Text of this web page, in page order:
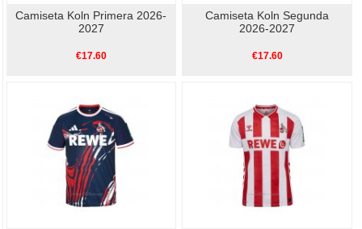
Camiseta Koln Primera 2026-
2027
€17.60
Camiseta Koln Segunda
2026-2027
€17.60